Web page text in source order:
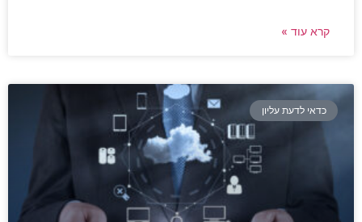
קרא עוד »
כדאי לדעת עליון